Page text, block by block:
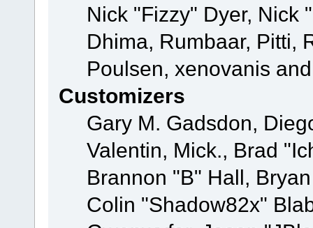
Nick "Fizzy" Dyer, Nick
Dhima, Rumbaar, Pitti,
Poulsen, xenovanis
Customizers
Gary M. Gadsdon,
Valentin, Mick., Brad
Brannon "B" Hall,
Colin "Shadow82x"